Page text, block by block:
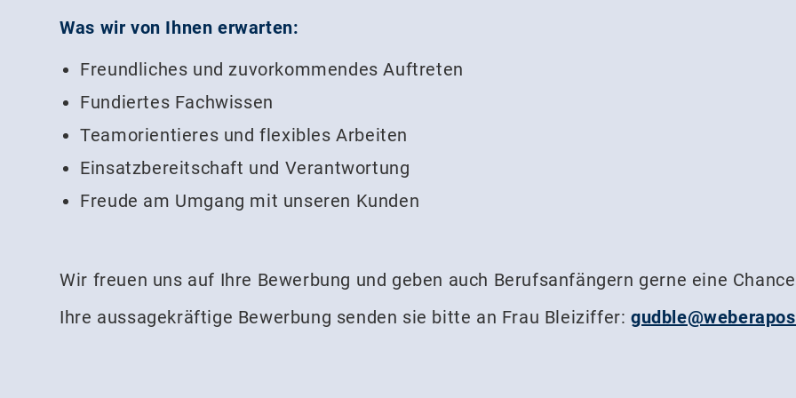
Was wir von Ihnen erwarten:
Freundliches und zuvorkommendes Auftreten
Fundiertes Fachwissen
Teamorientieres und flexibles Arbeiten
Einsatzbereitschaft und Verantwortung
Freude am Umgang mit unseren Kunden
Wir freuen uns auf Ihre Bewerbung und geben auch Berufsanfängern gerne eine
Ihre aussagekräftige Bewerbung senden sie bitte an Frau Bleiziffer: